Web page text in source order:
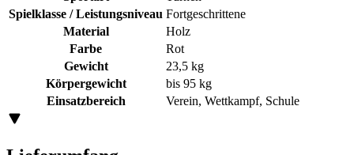
Spielklasse / Leistungsniveau Fortgeschrittene
Material
Holz
Farbe
Rot
Gewicht
23,5 kg
Körpergewicht
bis 95 kg
Einsatzbereich
Verein, Wettkampf, Schule